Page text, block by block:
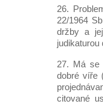
26.
22/1964
držby a
27. Má se
dobré víře
citované